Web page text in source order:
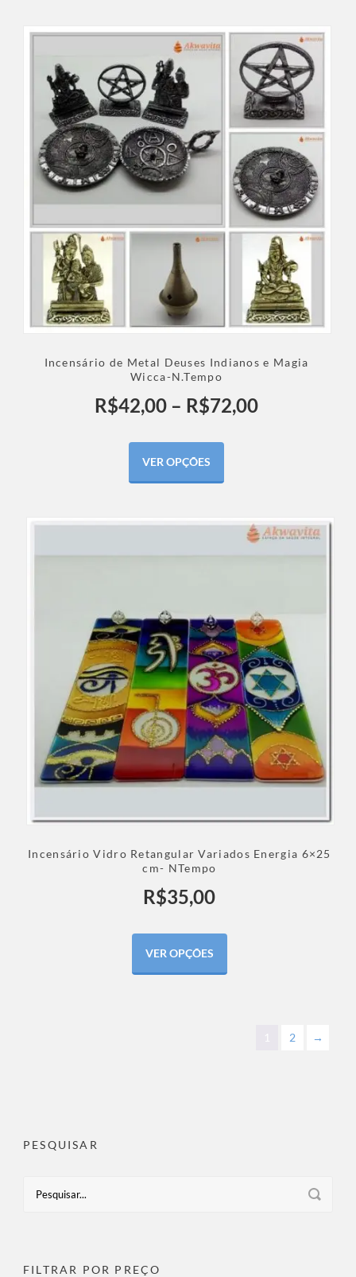
Incensário de Metal Deuses Indianos e Magia
Wicca-N.Tempo
R$42,00 – R$72,00
VER OPÇÕES
Incensário Vidro Retangular Variados Energia 6×25
cm- NTempo
R$35,00
VER OPÇÕES
1 2 →
PESQUISAR
FILTRAR POR PREÇO